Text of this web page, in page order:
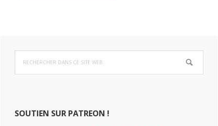
Barre
latérale
dans
ce
SOUTIEN SUR PATREON !